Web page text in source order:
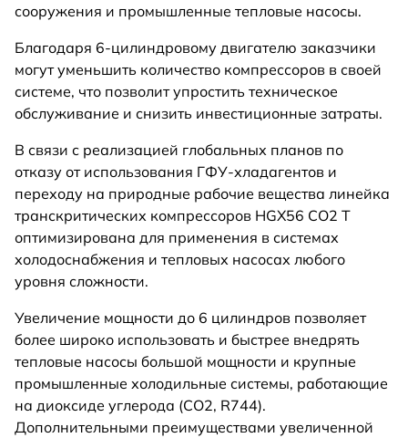
сооружения и промышленные тепловые насосы.
Благодаря 6-цилиндровому двигателю заказчики
могут уменьшить количество компрессоров в своей
системе, что позволит упростить техническое
обслуживание и снизить инвестиционные затраты.
В связи с реализацией глобальных планов по
отказу от использования ГФУ-хладагентов и
переходу на природные рабочие вещества линейка
транскритических компрессоров HGX56 CO2 T
оптимизирована для применения в системах
холодоснабжения и тепловых насосах любого
уровня сложности.
Увеличение мощности до 6 цилиндров позволяет
более широко использовать и быстрее внедрять
тепловые насосы большой мощности и крупные
промышленные холодильные системы, работающие
на диоксиде углерода (CO2, R744).
Дополнительными преимуществами увеличенной